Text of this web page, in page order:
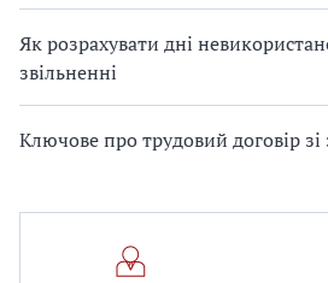
Як розрахувати дні
звільненні
Ключове про трудовий договір